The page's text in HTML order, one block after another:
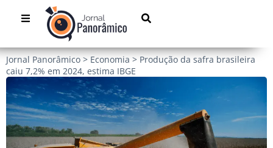
Jornal Panorâmico > Economia > Produção da safra brasileira
caiu 7,2% em 2024, estima IBGE